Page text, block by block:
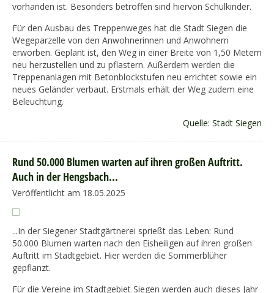
vorhanden ist. Besonders betroffen sind hiervon Schulkinder.
Für den Ausbau des Treppenweges hat die Stadt Siegen die
Wegeparzelle von den Anwohnerinnen und Anwohnern
erworben. Geplant ist, den Weg in einer Breite von 1,50 Metern
neu herzustellen und zu pflastern. Außerdem werden die
Treppenanlagen mit Betonblockstufen neu errichtet sowie ein
neues Geländer verbaut. Erstmals erhält der Weg zudem eine
Beleuchtung.
Quelle: Stadt Siegen
Rund 50.000 Blumen warten auf ihren großen Auftritt.
Auch in der Hengsbach...
Veröffentlicht am 18.05.2025
...In der Siegener Stadtgärtnerei sprießt das Leben: Rund
50.000 Blumen warten nach den Eisheiligen auf ihren großen
Auftritt im Stadtgebiet. Hier werden die Sommerblüher
gepflanzt.
Für die Vereine im Stadtgebiet Siegen werden auch dieses Jahr